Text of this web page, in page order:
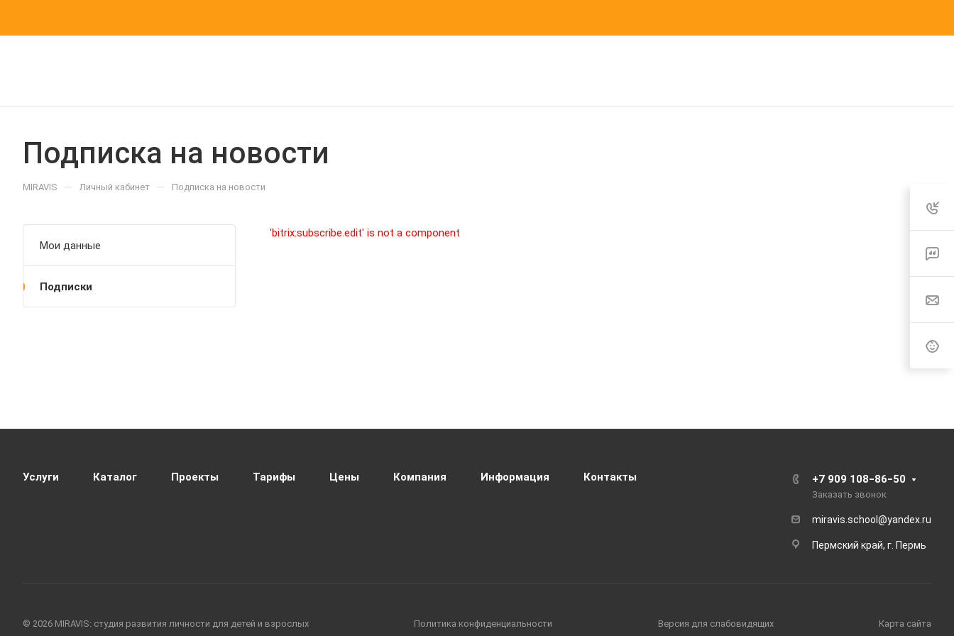
Подписка на новости
MIRAVIS — Личный кабинет — Подписка на новости
'bitrix:subscribe.edit' is not a component
Мои данные
Подписки
Услуги Каталог Проекты Тарифы Цены Компания Информация Контакты +7 909 108‒86‒50
Заказать звонок
miravis.school@yandex.ru
Пермский край, г. Пермь
© 2026 MIRAVIS: студия развития личности для детей и взрослых Политика конфиденциальности Версия для слабовидящих Карта сайта